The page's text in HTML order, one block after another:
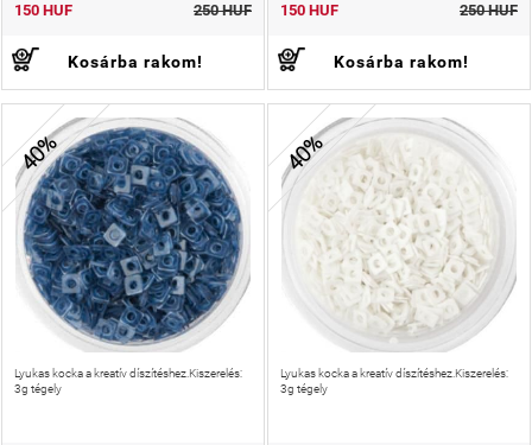
150 HUF 250 HUF
Kosárba rakom!
150 HUF 250 HUF
Kosárba rakom!
40%
Lyukas kocka a kreatív díszítéshez.Kiszerelés:
3g tégely
40%
Lyukas kocka a kreatív díszítéshez.Kiszerelés:
3g tégely